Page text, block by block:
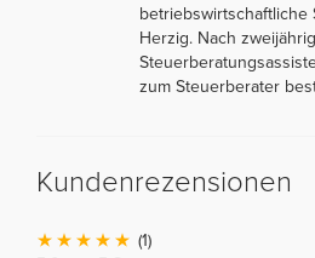
betriebswirtschaftliche
Herzig. Nach
zum Steuerberater
Kundenrezensionen
(1)